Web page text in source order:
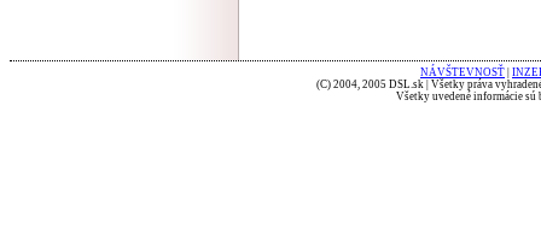
NÁVŠTEVNOSŤ
(C) 2004, 2005 DSL.sk | Všetky práva
Všetky uvedené informácie sú